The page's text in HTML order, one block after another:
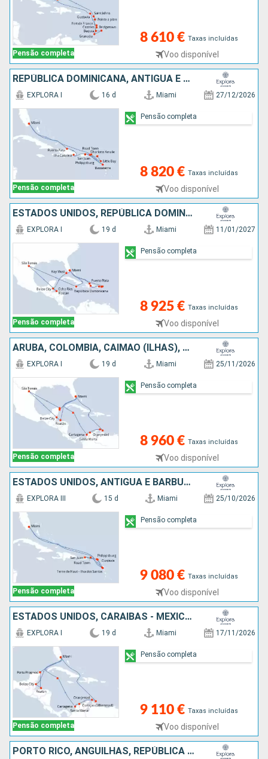
Pensão completa
8 610 € Taxas incluídas
Voo disponível
REPÚBLICA DOMINICANA, ANTÍGUA E BARBUDA, GUADALUPE, ESTADOS UNIDOS, PORTO RICO, SÃO MARTINHO, REINO UNIDO, TORTOLA
Pensão completa
EXPLORA I 16 d Miami 27/12/2026
8 820 € Taxas incluídas
Voo disponível
Pensão completa
ESTADOS UNIDOS, REPÚBLICA DOMINICANA, PORTO RICO, VIRGIN GORDA, JAMAICA, SÃO TOMÁS, HONDURAS, BELIZE
Pensão completa
EXPLORA I 19 d Miami 11/01/2027
8 925 € Taxas incluídas
Voo disponível
Pensão completa
ARUBA, COLÔMBIA, CAIMÃO (ILHAS), ESTADOS UNIDOS, CARAIBAS - MEXICO, SÃO TOMÁS, BELIZE, HONDURAS
Pensão completa
EXPLORA I 19 d Miami 25/11/2026
8 960 € Taxas incluídas
Voo disponível
Pensão completa
ESTADOS UNIDOS, ANTÍGUA E BARBUDA, GUADALUPE, SÃO MARTINHO, PORTO RICO, TORTOLA, FRANÇA
Pensão completa
EXPLORA III 15 d Miami 25/10/2026
9 080 € Taxas incluídas
Voo disponível
Pensão completa
ESTADOS UNIDOS, CARAIBAS - MEXICO, HONDURAS, BELIZE, BAHAMAS, ARUBA, COLÔMBIA, CAIMÃO (ILHAS)
Pensão completa
EXPLORA I 19 d Miami 17/11/2026
9 110 € Taxas incluídas
Voo disponível
Pensão completa
PORTO RICO, ANGUILHAS, REPÚBLICA DOMINICANA, ESTADOS UNIDOS, ANTÍGUA E BARBUDA, GUADALUPE, SÃO MARTINHO